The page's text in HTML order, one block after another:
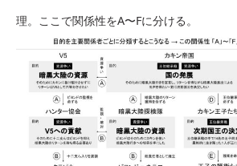
理。ここで関係性をA〜Fに分ける。